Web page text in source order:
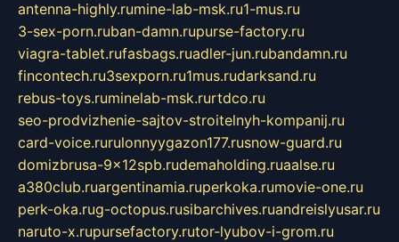
antenna-highly.rumine-lab-msk.ru1-mus.ru
3-sex-porn.ruban-damn.rupurse-factory.ru
viagra-tablet.rufasbags.ruadler-jun.rubandamn.ru
fincontech.ru3sexporn.ru1mus.rudarksand.ru
rebus-toys.ruminelab-msk.rurtdco.ru
seo-prodvizhenie-sajtov-stroitelnyh-kompanij.ru
card-voice.rurulonnyygazon177.rusnow-guard.ru
domizbrusa-9x12spb.rudemaholding.ruaalse.ru
a380club.ruargentinamia.ruperkoka.rumovie-one.ru
perk-oka.rug-octopus.rusibarchives.ruandreislyusar.ru
naruto-x.rupursefactory.rutor-lyubov-i-grom.ru